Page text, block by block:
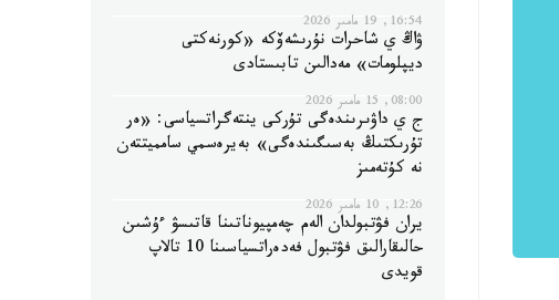
16:54, 19 مامىر 2026
ۋاڭ ي شاحرات نۇرىشەۆكە «كورنەكتى
ديپلومات» مەدالىن تابىستادى
08:00, 15 مامىر 2026
ج ي داۋىرىندەگى تۇركى ينتەگراتسياسى: «ەر
تۇرىكتىڭ بەسىگىندەگى» بەيرەسمي سامميتتەن
نە كۇتەمىز
12:26, 10 مامىر 2026
يران فۋتبولدان الەم چەمپيوناتىنا قاتىسۋ ءۇشىن
حالىقارالىق فۋتبول فەدەراتسياسىنا 10 تالاپ
قويدى